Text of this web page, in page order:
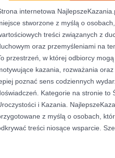
internetowa
stworzone z myślą o
treści związanych z
oraz przemyśleniami na
przestrzeń, w której odbiorcy
kazania, rozważania
poznać sens codziennych
Kategorie na stronie to
i Kazania.
z myślą o osobach,
treści niosące wsparcie.